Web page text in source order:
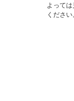
よって
ください